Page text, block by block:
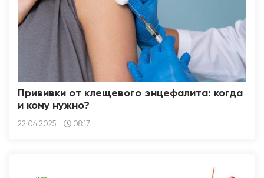
Прививки от клещевого энцефалита: когда
и кому нужно?
22.04.2025 08:17